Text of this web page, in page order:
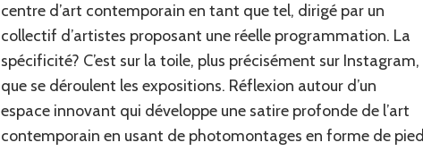
centre d’art contemporain en tant que tel, dirigé par un
collectif d’artistes proposant une réelle programmation. La
spécificité? C’est sur la toile, plus précisément sur Instagram,
que se déroulent les expositions. Réflexion autour d’un
espace innovant qui développe une satire profonde de l’art
contemporain en usant de photomontages en forme de pied